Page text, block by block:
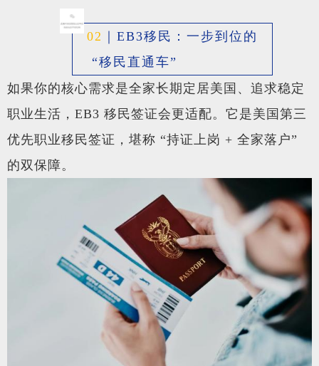
02
EB3移民：一步到位的
“移民直通车”
如果你的核心需求是全家长期定居美国、追求稳定
职业生活，EB3 移民签证会更适配。它是美国第三
优先职业移民签证，堪称 “持证上岗 + 全家落户”
的双保障。